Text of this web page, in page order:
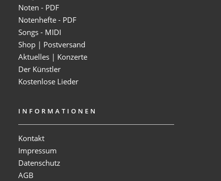
Noten - PDF
Notenhefte - PDF
Songs - MIDI
Shop | Postversand
Aktuelles | Konzerte
Der Künstler
Kostenlose Lieder
INFORMATIONEN
Kontakt
Impressum
Datenschutz
AGB